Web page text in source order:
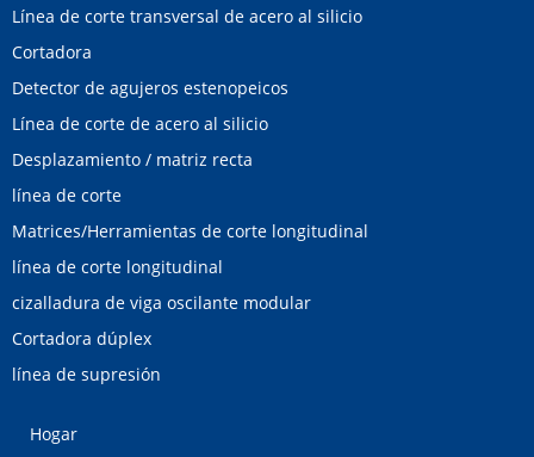
Línea de corte transversal de acero al silicio
Cortadora
Detector de agujeros estenopeicos
Línea de corte de acero al silicio
Desplazamiento / matriz recta
línea de corte
Matrices/Herramientas de corte longitudinal
línea de corte longitudinal
cizalladura de viga oscilante modular
Cortadora dúplex
línea de supresión
Hogar